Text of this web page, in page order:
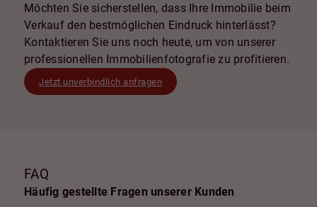
Möchten Sie sicherstellen, dass Ihre Immobilie beim
Verkauf den bestmöglichen Eindruck hinterlässt?
Kontaktieren Sie uns noch heute, um von unserer
professionellen Immobilienfotografie zu profitieren.
Jetzt unverbindlich anfragen
FAQ
Häufig gestellte Fragen unserer Kunden